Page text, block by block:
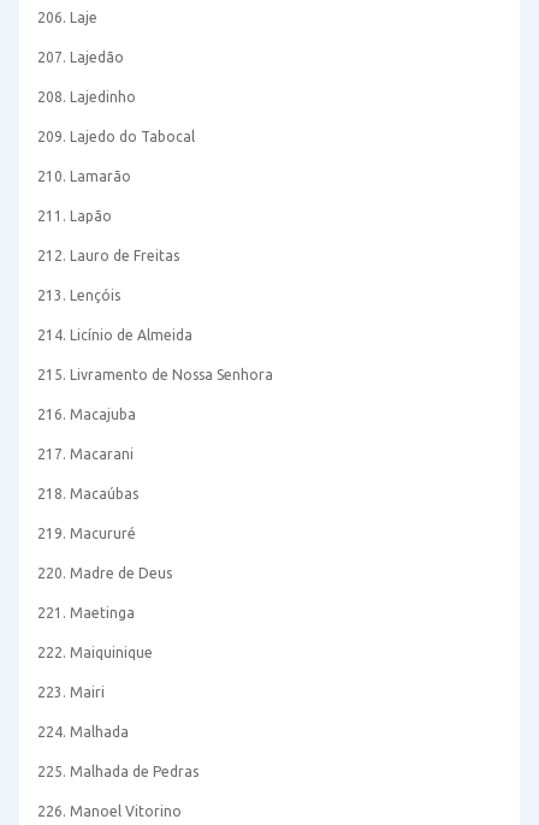
206. Laje
207. Lajedão
208. Lajedinho
209. Lajedo do Tabocal
210. Lamarão
211. Lapão
212. Lauro de Freitas
213. Lençóis
214. Licínio de Almeida
215. Livramento de Nossa Senhora
216. Macajuba
217. Macarani
218. Macaúbas
219. Macururé
220. Madre de Deus
221. Maetinga
222. Maiquinique
223. Mairi
224. Malhada
225. Malhada de Pedras
226. Manoel Vitorino